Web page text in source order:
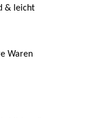
& leicht
Waren